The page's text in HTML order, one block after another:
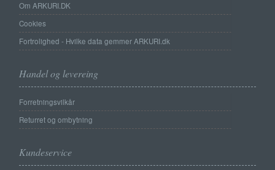
Om ARKURI.DK
Cookies
Fortrolighed - Hvilke data gemmer ARKURI.dk
Handel og levereing
Forretningsvilkår
Returret og ombytning
Kundeservice